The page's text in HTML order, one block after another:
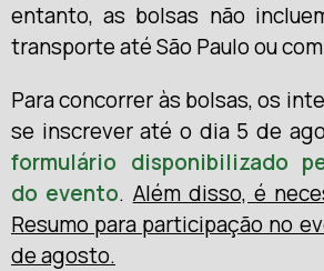
entanto, as bolsas não
transporte até São Paulo ou
Para concorrer às bolsas, os
se inscrever até o dia 5 de
formulário disponibilizado
do evento. Além disso, é
Resumo para participação no
de agosto.